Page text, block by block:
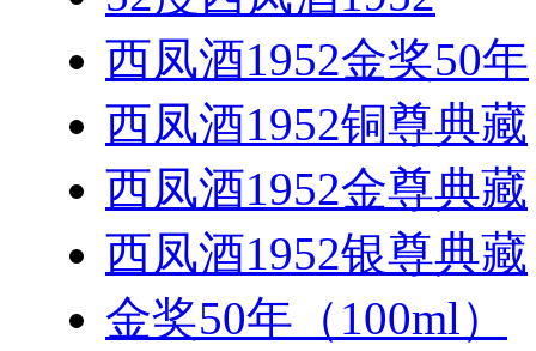
西凤酒1952金奖50年
西凤酒1952铜尊典藏
西凤酒1952金尊典藏
西凤酒1952银尊典藏
金奖50年（100ml）